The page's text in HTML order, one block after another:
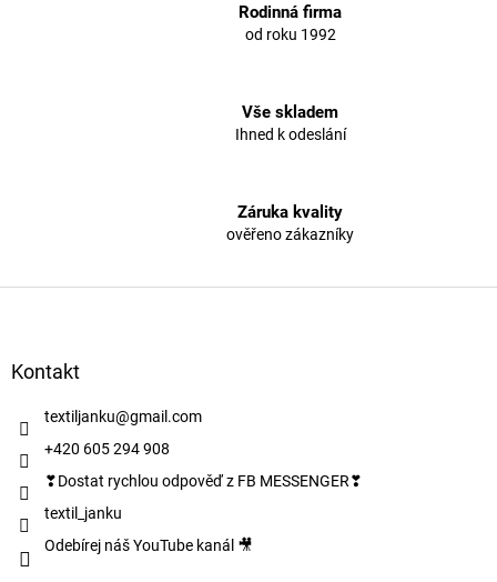
k
y
p
i
s
Rodinná firma
od roku 1992
Vše skladem
Ihned k odeslání
Záruka kvality
ověřeno zákazníky
Kontakt
textiljanku@gmail.com
+420 605 294 908
❣Dostat rychlou odpověď z FB MESSENGER❣
textil_janku
Odebírej náš YouTube kanál 🎥